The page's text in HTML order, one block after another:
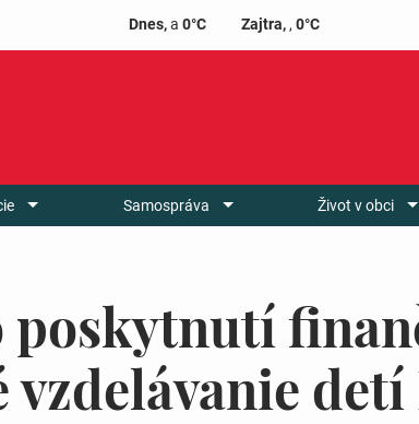
Dnes, a 0°C Zajtra,,0°C
Samospráva Život v obci
poskytnutí
vzdelávanie